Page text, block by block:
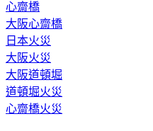
心齋橋
大阪心齋橋
日本火災
大阪火災
大阪道頓堀
道頓堀火災
心齋橋火災